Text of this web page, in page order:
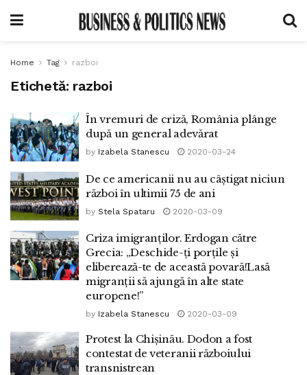
Home Tag razboi
Etichetă: razboi
În vremuri de criză, România plânge
după un general adevărat
by Izabela Stanescu 2020-03-24
De ce americanii nu au câștigat niciun
război în ultimii 75 de ani
by Stela Spataru 2020-03-09
Criza imigranților. Erdogan către
Grecia: „Deschide-ți porțile și
eliberează-te de această povară!Lasă
migranții să ajungă în alte state
europene!”
by Izabela Stanescu 2020-03-09
Protest la Chișinău. Dodon a fost
contestat de veteranii războiului
transnistrean